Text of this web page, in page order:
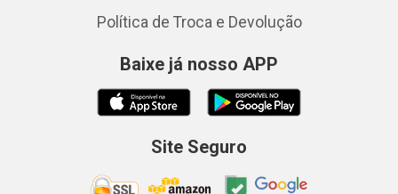
Política de Troca e Devolução
Baixe já nosso APP
Site Seguro